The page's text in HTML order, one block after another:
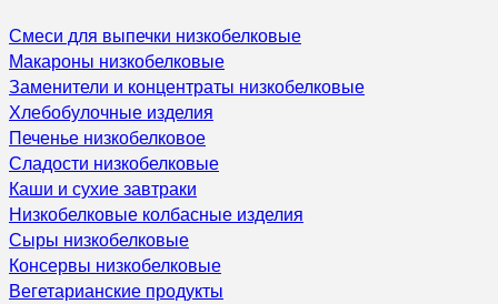
Смеси для выпечки низкобелковые
Макароны низкобелковые
Заменители и концентраты низкобелковые
Хлебобулочные изделия
Печенье низкобелковое
Сладости низкобелковые
Каши и сухие завтраки
Низкобелковые колбасные изделия
Сыры низкобелковые
Консервы низкобелковые
Вегетарианские продукты